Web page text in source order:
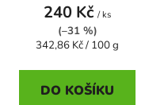
240 Kč / ks
(–31 %)
Měrná
342,86 Kč / 100 g
DO KOŠÍKU